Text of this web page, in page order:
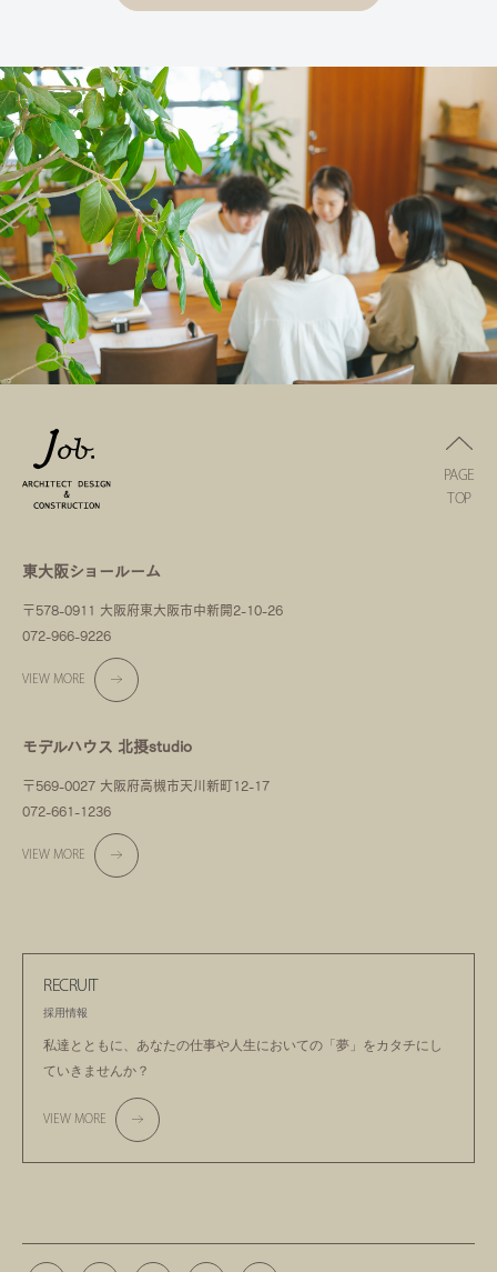
東大阪ショールーム
〒578-0911 大阪府東大阪市中新開2-10-26
072-966-9226
VIEW MORE
モデルハウス 北摂studio
〒569-0027 大阪府高槻市天川新町12-17
072-661-1236
VIEW MORE
RECRUIT
採用情報
私達とともに、あなたの仕事や人生においての 「夢」をカタチにし
ていきませんか？
VIEW MORE
PAGE
TOP